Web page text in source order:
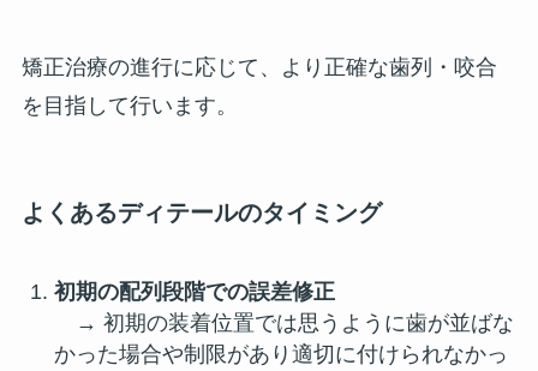
矯正治療の進行に応じて、より正確な歯列・咬合
を目指して行います。
よくあるディテールのタイミング
初期の配列段階での誤差修正
→ 初期の装着位置では思うように歯が並ばな
かった場合や制限があり適切に付けられなかっ